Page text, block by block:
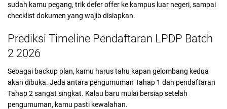
sudah kamu pegang, trik defer offer ke kampus luar negeri, sampai
checklist dokumen yang wajib disiapkan.
Prediksi Timeline Pendaftaran LPDP Batch
2 2026
Sebagai backup plan, kamu harus tahu kapan gelombang kedua
akan dibuka. Jeda antara pengumuman Tahap 1 dan pendaftaran
Tahap 2 sangat singkat. Kalau baru mulai bersiap setelah
pengumuman, kamu pasti kewalahan.